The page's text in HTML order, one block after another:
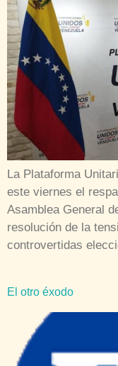
La Plataforma
este viernes el
Asamblea General
resolución de la
controvertidas
El otro éxodo